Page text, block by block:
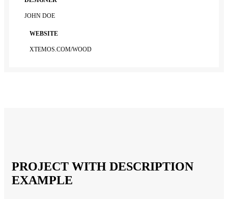
JOHN DOE
WEBSITE
XTEMOS.COM/WOOD
PROJECT WITH DESCRIPTION
EXAMPLE